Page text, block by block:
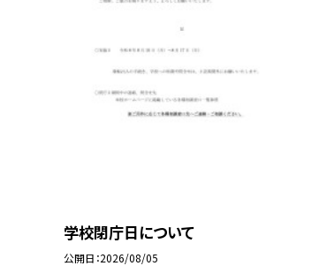
学校閉庁日について
公開日 2026/08/05